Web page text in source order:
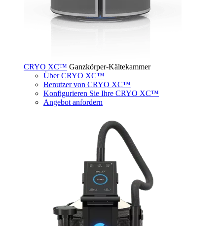
CRYO XC™ Ganzkörper-Kältekammer
Über CRYO XC™
Benutzer von CRYO XC™
Konfigurieren Sie Ihre CRYO XC™
Angebot anfordern